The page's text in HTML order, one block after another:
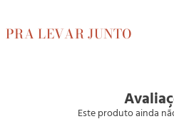
PRA LEVARJUNTO
Este produto ainda